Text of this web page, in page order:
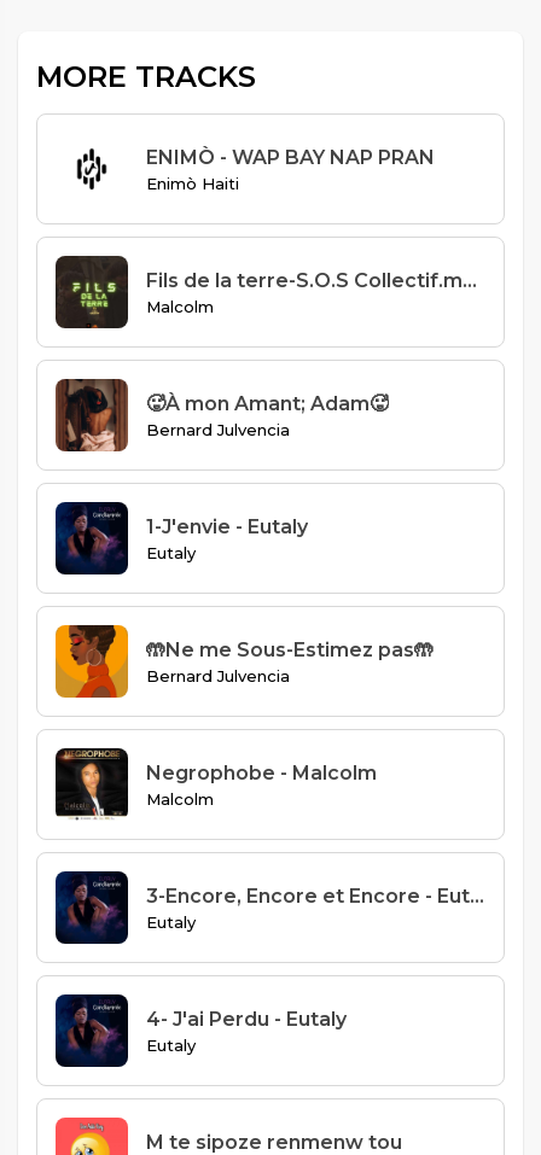
MORE TRACKS
ENIMÒ - WAP BAY NAP PRAN
Enimò Haiti
Fils de la terre-S.O.S Collectif.mp3
Malcolm
🥵À mon Amant; Adam🥵
Bernard Julvencia
1-J'envie - Eutaly
Eutaly
🤲Ne me Sous-Estimez pas🤲
Bernard Julvencia
Negrophobe - Malcolm
Malcolm
3-Encore, Encore et Encore - Eutaly
Eutaly
4- J'ai Perdu - Eutaly
Eutaly
M te sipoze renmenw tou